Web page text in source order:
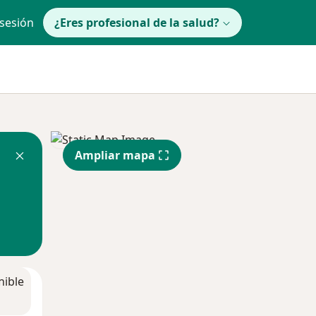
¿Eres profesional de la salud?
Ampliar mapa